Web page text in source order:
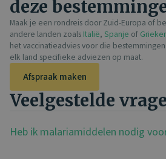
deze
Maak je een rondreis door Zuid-Europa of
andere landen zoals Italië, Spanje of
het vaccinatieadvies voor die
elk land specifieke adviezen op maat.
Afspraak maken
Veelgestelde
Heb ik malariamiddelen nodig